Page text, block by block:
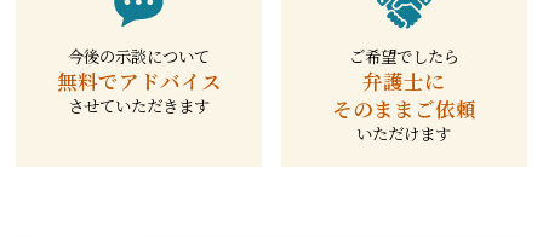
今後の示談について
無料でアドバイス
させていただきます
ご希望でしたら
弁護士に
そのままご依頼
いただけます